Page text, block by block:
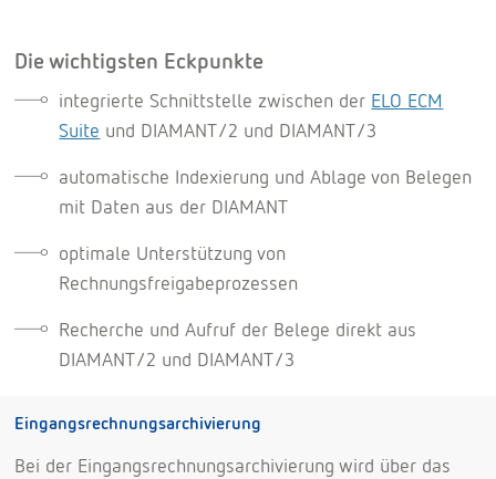
Die wichtigsten Eckpunkte
integrierte Schnittstelle zwischen der ELO ECM
Suite und DIAMANT/2 und DIAMANT/3
automatische Indexierung und Ablage von Belegen
mit Daten aus der DIAMANT
optimale Unterstützung von
Rechnungsfreigabeprozessen
Recherche und Aufruf der Belege direkt aus
DIAMANT/2 und DIAMANT/3
Eingangsrechnungsarchivierung
Bei der Eingangsrechnungsarchivierung wird über das